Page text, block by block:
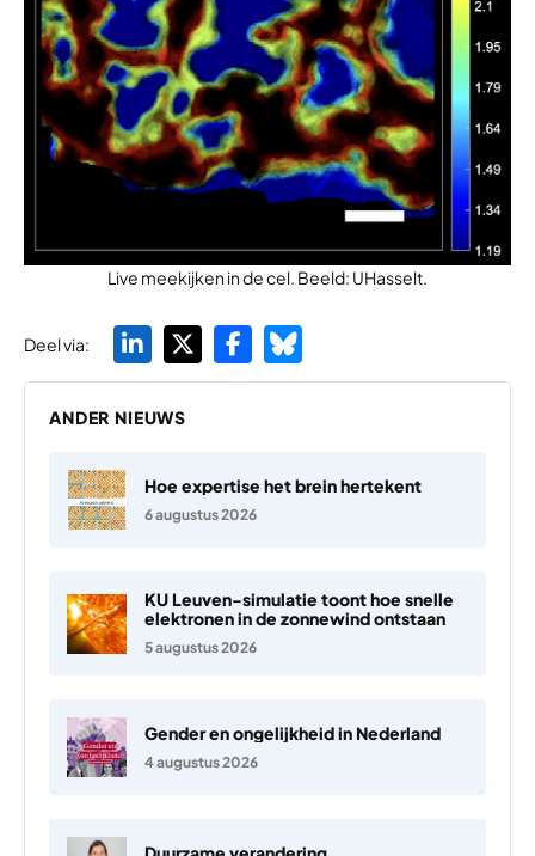
Live meekijken in de cel. Beeld: UHasselt.
Deel via:
ANDER NIEUWS
Hoe expertise het brein hertekent
6 augustus 2026
KU Leuven-simulatie toont hoe snelle
elektronen in de zonnewind ontstaan
5 augustus 2026
Gender en ongelijkheid in Nederland
4 augustus 2026